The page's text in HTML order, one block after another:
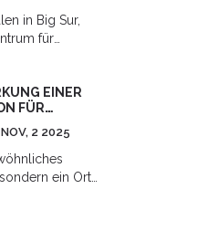
in Big Sur,
für
EINER
FÜR
NOV, 2 2025
ein Ort